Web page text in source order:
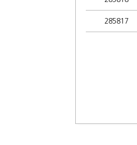
285817